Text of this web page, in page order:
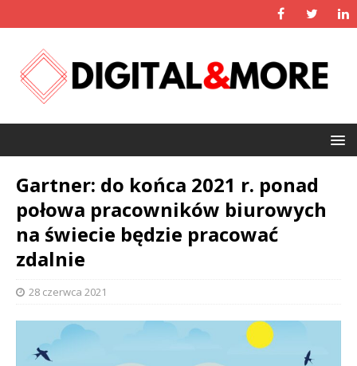
Gartner: do końca 2021 r. ponad
połowa pracowników biurowych
na świecie będzie pracować
zdalnie
28 czerwca 2021